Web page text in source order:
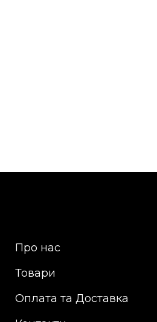
Про нас
Товари
Оплата та Доставка